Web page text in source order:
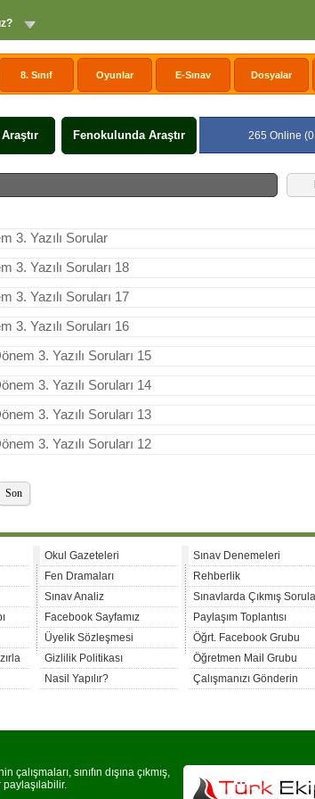
8. Sınıf Oyunlar E-Sınav Dosyalar
Fenokulunda Araştır 265 Online
3. Yazılı Sorular
3. Yazılı Soruları 18
3. Yazılı Soruları 17
3. Yazılı Soruları 16
3. Yazılı Soruları 15
3. Yazılı Soruları 14
3. Yazılı Soruları 13
3. Yazılı Soruları 12
Son
Okul Gazeteleri
Fen Dramaları
Sınav Analiz
Facebook Sayfamız
Üyelik Sözleşmesi
Gizlilik Politikası
Nasil Yapılır?
Sınav Denemeleri
Rehberlik
Sınavlarda Çıkmış
Paylaşım Toplantısı
Öğrt. Facebook Grubu
Öğretmen Mail Grubu
Çalışmanızı Gönderin
sınıfın dışına çıkmış,